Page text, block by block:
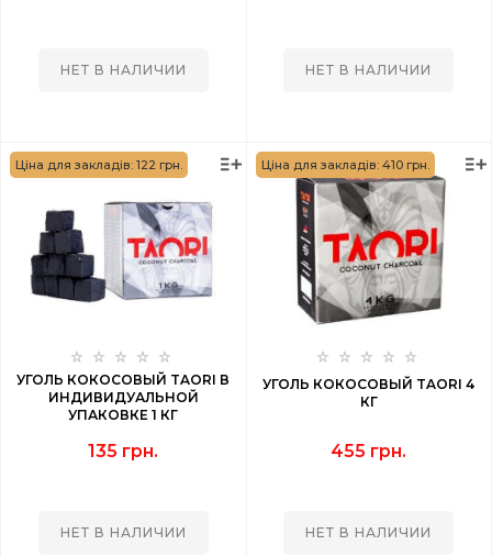
НЕТ В НАЛИЧИИ НЕТ В НАЛИЧИИ
Ціна для закладів: 122 грн.
УГОЛЬ КОКОСОВЫЙ TAORI В
ИНДИВИДУАЛЬНОЙ
УПАКОВКЕ 1 КГ
135 грн.
НЕТ В НАЛИЧИИ
Ціна для закладів: 410 грн.
УГОЛЬ КОКОСОВЫЙ TAORI 4
КГ
455 грн.
НЕТ В НАЛИЧИИ